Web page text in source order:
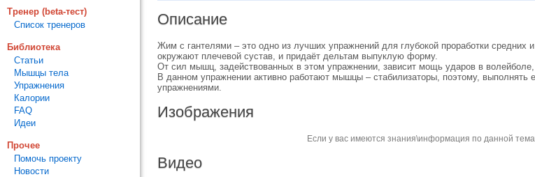
Описание
Жим с гантелями – это одно из лучших упражнений для глубокой проработки
окружают плечевой сустав, и придаёт дельтам выпуклую форму.
От сил мышц, задействованных в этом упражнении, зависит мощь ударов в волейболе,
В данном упражнении активно работают мышцы – стабилизаторы, поэтому,
упражнениями.
Изображения
Если у вас имеются знания\информация по данной
Видео
Тренер (beta-тест)
Список тренеров
Библиотека
Статьи
Мышцы тела
Упражнения
Калории
FAQ
Идеи
Прочее
Помочь проекту
Новости